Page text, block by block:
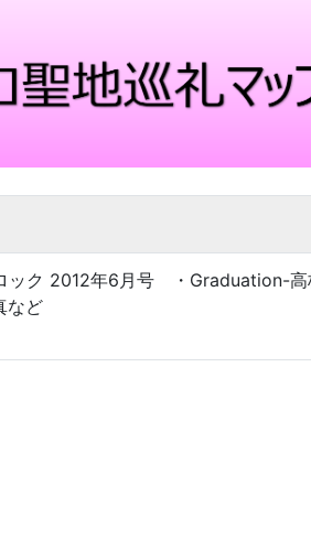
ック 2012年6月号 ・Graduation-
など